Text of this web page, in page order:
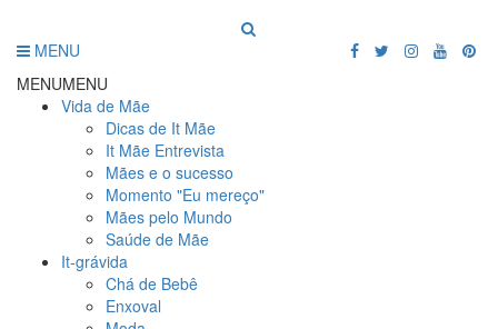
MENU
MENUMENU
Vida de Mãe
Dicas de It Mãe
It Mãe Entrevista
Mães e o sucesso
Momento "Eu mereço"
Mães pelo Mundo
Saúde de Mãe
It-grávida
Chá de Bebê
Enxoval